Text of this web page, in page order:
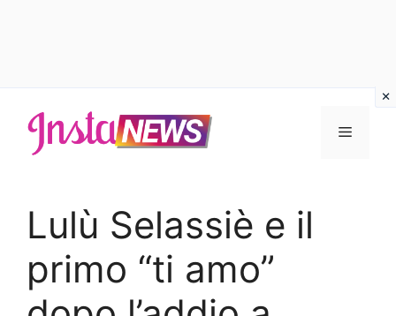
contenuto
Menu
Lulù Selassiè e il
primo “ti amo”